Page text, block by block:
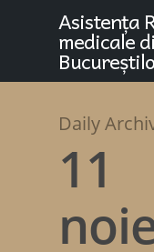
Asistența
medicale
Daily
11